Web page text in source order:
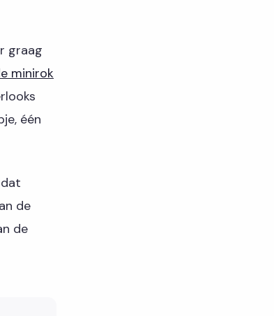
graag
minirok
één
de
de